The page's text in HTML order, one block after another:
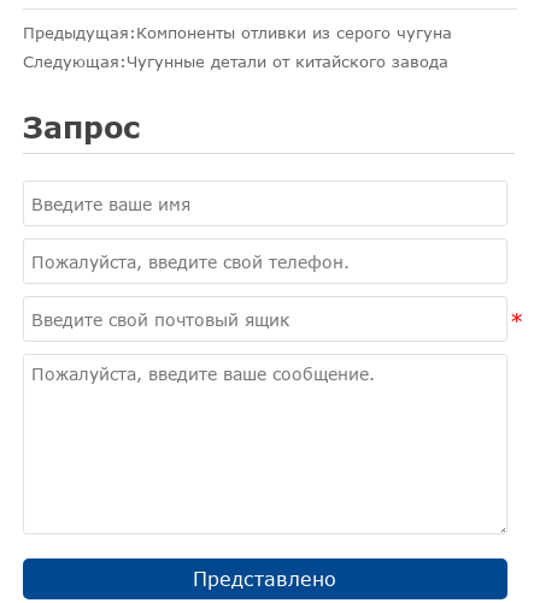
Предыдущая:Компоненты отливки из серого чугуна
Следующая:Чугунные детали от китайского завода
Запрос
Представлено